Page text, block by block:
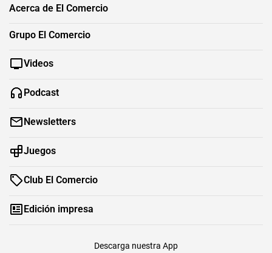
Acerca de El Comercio
Grupo El Comercio
Videos
Podcast
Newsletters
Juegos
Club El Comercio
Edición impresa
Descarga nuestra App